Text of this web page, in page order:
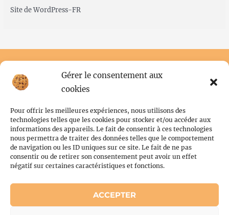
Gérer le consentement aux
cookies
Pour offrir les meilleures expériences, nous utilisons des
technologies telles que les cookies pour stocker et/ou accéder aux
informations des appareils. Le fait de consentir à ces technologies
nous permettra de traiter des données telles que le comportement
de navigation ou les ID uniques sur ce site. Le fait de ne pas
consentir ou de retirer son consentement peut avoir un effet
négatif sur certaines caractéristiques et fonctions.
ACCEPTER
Site de WordPress-FR
Conditions générales
Politique de cookies (UE)